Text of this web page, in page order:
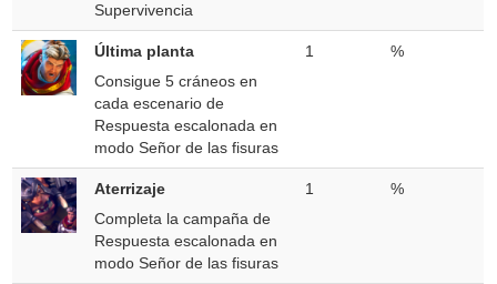
Supervivencia
Última planta
Consigue 5 cráneos en
cada escenario de
Respuesta escalonada en
modo Señor de las fisuras
1 %
Aterrizaje
Completa la campaña de
Respuesta escalonada en
modo Señor de las fisuras
1 %